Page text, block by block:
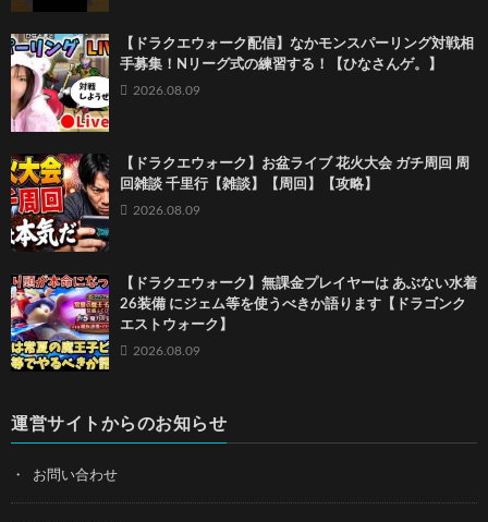
【ドラクエウォーク配信】なかモンスパーリング対戦相
手募集！Nリーグ式の練習する！【ひなさんゲ。】
2026.08.09
【ドラクエウォーク】お盆ライブ 花火大会 ガチ周回 周
回雑談 千里行【雑談】【周回】【攻略】
2026.08.09
【ドラクエウォーク】無課金プレイヤーは あぶない水着
26装備 にジェム等を使うべきか語ります【ドラゴンク
エストウォーク】
2026.08.09
運営サイトからのお知らせ
お問い合わせ